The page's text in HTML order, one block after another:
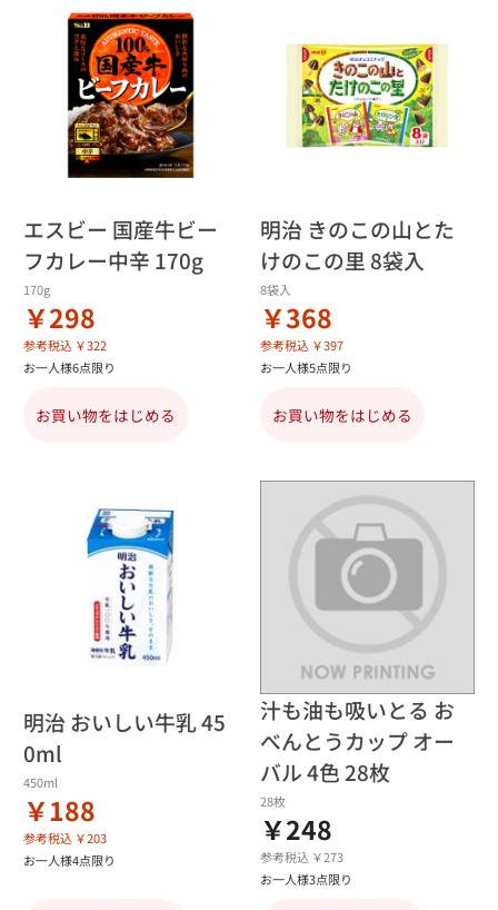
エスビー 国産牛ビー
フカレー中辛 170g
170g
￥298
参考税込 ￥322
お一人様6点限り
お買い物をはじめる
明治 きのこの山とた
けのこの里 8袋入
8袋入
￥368
参考税込 ￥397
お一人様5点限り
お買い物をはじめる
明治 おいしい牛乳 45
0ml
450ml
￥188
参考税込 ￥203
お一人様4点限り
汁も油も吸いとる お
べんとうカップ オー
バル 4色 28枚
28枚
￥248
参考税込 ￥273
お一人様3点限り